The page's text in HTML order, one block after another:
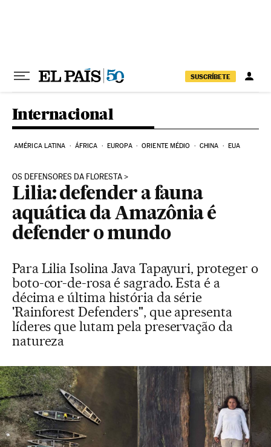
SUSCRÍBETE
Internacional
AMÉRICA LATINA ÁFRICA EUROPA ORIENTE MÉDIO CHINA EUA
OS DEFENSORES DA FLORESTA
Lilia: defender a fauna
aquática da Amazônia é
defender o mundo
Para Lilia Isolina Java Tapayuri, proteger o
boto-cor-de-rosa é sagrado. Esta é a
décima e última história da série
'Rainforest Defenders", que apresenta
líderes que lutam pela preservação da
natureza